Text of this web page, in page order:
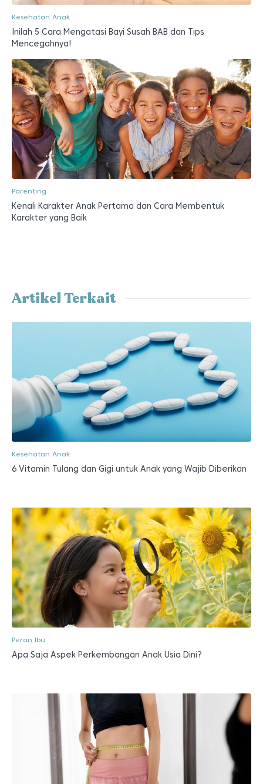
Kesehatan Anak
Inilah 5 Cara Mengatasi Bayi Susah BAB dan Tips
Mencegahnya!
Parenting
Kenali Karakter Anak Pertama dan Cara Membentuk
Karakter yang Baik
Artikel Terkait
Kesehatan Anak
6 Vitamin Tulang dan Gigi untuk Anak yang Wajib Diberikan
Peran Ibu
Apa Saja Aspek Perkembangan Anak Usia Dini?